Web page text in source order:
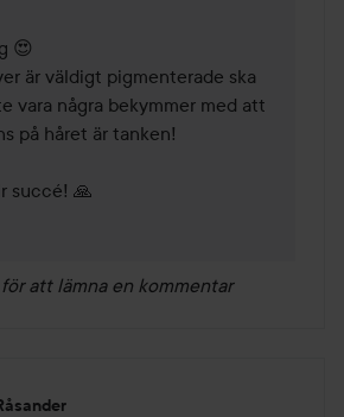
😍
är väldigt pigmenterade ska
vara några bekymmer med att
på håret är tanken!
succé! 🙏
för att lämna en kommentar